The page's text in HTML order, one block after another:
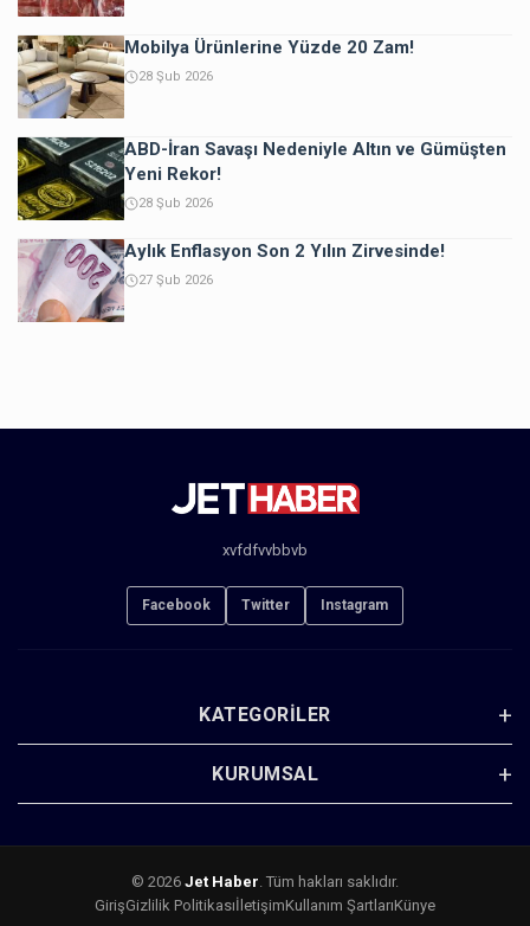
Mobilya Ürünlerine Yüzde 20 Zam!
28 Şub 2026
ABD-İran Savaşı Nedeniyle Altın ve Gümüşten
Yeni Rekor!
28 Şub 2026
Aylık Enflasyon Son 2 Yılın Zirvesinde!
27 Şub 2026
xvfdfvvbbvb
Facebook Twitter Instagram
KATEGORILER
KURUMSAL
© 2026 Jet Haber. Tüm hakları saklıdır.
GirişGizlilik PolitikasıİletişimKullanım ŞartlarıKünye